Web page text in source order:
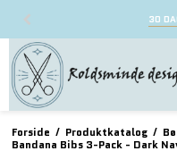
30
Forside / Produktkatalog /
Bandana Bibs 3-Pack - Dark